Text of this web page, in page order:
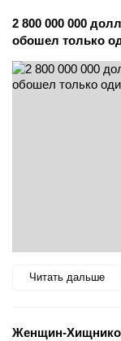
2 800 000 000
обошел только
Читать дальше
Женщин-